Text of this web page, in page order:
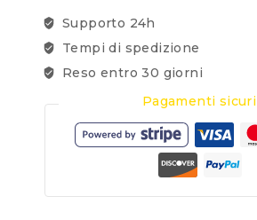
Supporto 24h
Tempi di spedizione
Reso entro 30 giorni
Pagamenti sicuri